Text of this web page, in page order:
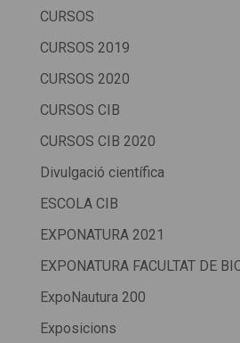
CURSOS
CURSOS 2019
CURSOS 2020
CURSOS CIB
CURSOS CIB 2020
Divulgació científica
ESCOLA CIB
EXPONATURA 2021
EXPONATURA FACULTAT DE
ExpoNautura 200
Exposicions